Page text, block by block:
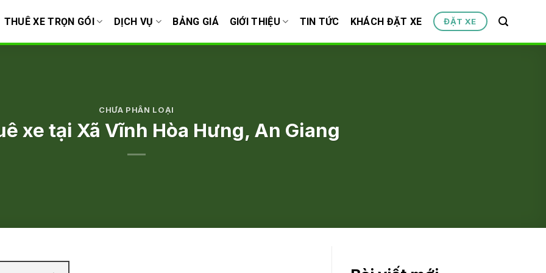
THUÊ XE TRỌN GÓI DỊCH VỤ BẢNG GIÁ GIỚI THIỆU TIN TỨC KHÁCH ĐẶT XE ĐẶT XE
CHƯA PHÂN LOẠI
xe tại Xã Vĩnh Hòa Hưng, An Giang